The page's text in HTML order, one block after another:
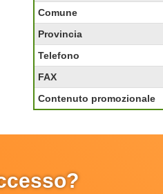
Comune
Provincia
Telefono
FAX
Contenuto promozionale